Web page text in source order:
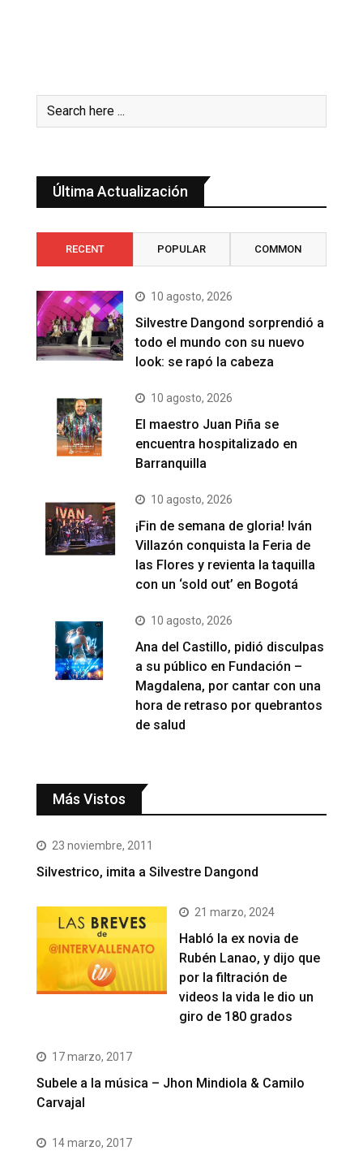
Última Actualización
RECENT POPULAR COMMON
10 agosto, 2026
Silvestre Dangond sorprendió a
todo el mundo con su nuevo
look: se rapó la cabeza
10 agosto, 2026
El maestro Juan Piña se
encuentra hospitalizado en
Barranquilla
10 agosto, 2026
¡Fin de semana de gloria! Iván
Villazón conquista la Feria de
las Flores y revienta la taquilla
con un ‘sold out’ en Bogotá
10 agosto, 2026
Ana del Castillo, pidió disculpas
a su público en Fundación –
Magdalena, por cantar con una
hora de retraso por quebrantos
de salud
Más Vistos
23 noviembre, 2011
Silvestrico, imita a Silvestre Dangond
21 marzo, 2024
Habló la ex novia de
Rubén Lanao, y dijo que
por la filtración de
videos la vida le dio un
giro de 180 grados
17 marzo, 2017
Subele a la música – Jhon Mindiola & Camilo
Carvajal
14 marzo, 2017